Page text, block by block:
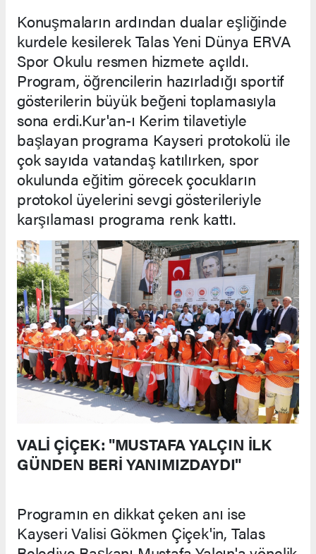
Konuşmaların ardından dualar eşliğinde
kurdele kesilerek Talas Yeni Dünya ERVA
Spor Okulu resmen hizmete açıldı.
Program, öğrencilerin hazırladığı sportif
gösterilerin büyük beğeni toplamasıyla
sona erdi.Kur'an-ı Kerim tilavetiyle
başlayan programa Kayseri protokolü ile
çok sayıda vatandaş katılırken, spor
okulunda eğitim görecek çocukların
protokol üyelerini sevgi gösterileriyle
karşılaması programa renk kattı.
VALİ ÇİÇEK: "MUSTAFA YALÇIN İLK
GÜNDEN BERİ YANIMIZDAYDI"
Programın en dikkat çeken anı ise
Kayseri Valisi Gökmen Çiçek'in, Talas